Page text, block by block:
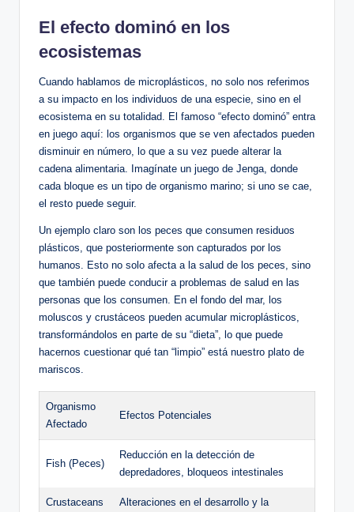
El efecto dominó en los
ecosistemas
Cuando hablamos de microplásticos, no solo nos referimos
a su impacto en los individuos de una especie, sino en el
ecosistema en su totalidad. El famoso “efecto dominó” entra
en juego aquí: los organismos que se ven afectados pueden
disminuir en número, lo que a su vez puede alterar la
cadena alimentaria. Imagínate un juego de Jenga, donde
cada bloque es un tipo de organismo marino; si uno se cae,
el resto puede seguir.
Un ejemplo claro son los peces que consumen residuos
plásticos, que posteriormente son capturados por los
humanos. Esto no solo afecta a la salud de los peces, sino
que también puede conducir a problemas de salud en las
personas que los consumen. En el fondo del mar, los
moluscos y crustáceos pueden acumular microplásticos,
transformándolos en parte de su “dieta”, lo que puede
hacernos cuestionar qué tan “limpio” está nuestro plato de
mariscos.
Organismo
Afectado
Efectos Potenciales
Fish (Peces)
Reducción en la detección de
depredadores, bloqueos intestinales
Crustaceans
Alteraciones en el desarrollo y la